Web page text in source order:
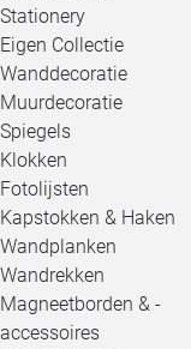
Stationery
Eigen Collectie
Wanddecoratie
Muurdecoratie
Spiegels
Klokken
Fotolijsten
Kapstokken & Haken
Wandplanken
Wandrekken
Magneetborden & -
accessoires